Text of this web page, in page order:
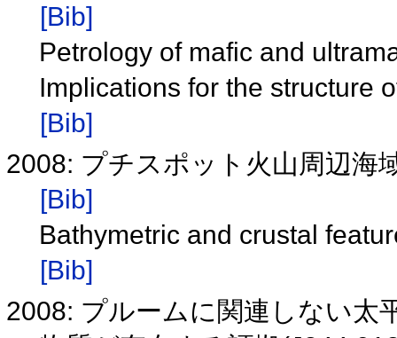
[Bib]
Petrology of mafic and
Implications for the structure
[Bib]
2008: プチスポット火山周辺海
[Bib]
Bathymetric and crustal
[Bib]
2008: プルームに関連しない太